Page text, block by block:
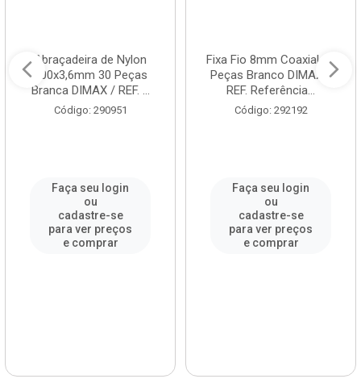
Abraçadeira de Nylon
200x3,6mm 30 Peças
Branca DIMAX / REF. ...
Código: 290951
Faça seu login
ou
cadastre-se
para ver preços
e comprar
Fixa Fio 8mm Coaxial 20
Peças Branco DIMAX /
REF. Referência...
Código: 292192
Faça seu login
ou
cadastre-se
para ver preços
e comprar